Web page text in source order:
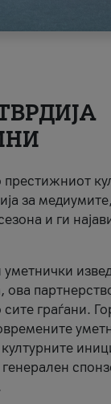
престижниот
за медиумите,
и ги
уметнички
ова
сите граѓани.